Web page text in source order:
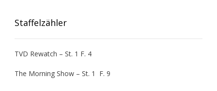
Staffelzähler
TVD Rewatch – St. 1 F. 4
The Morning Show – St. 1 F. 9